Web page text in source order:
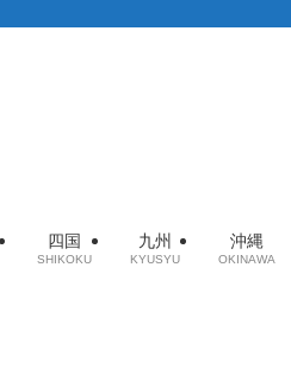
四国
SHIKOKU
九州
KYUSYU
沖縄
OKINAWA